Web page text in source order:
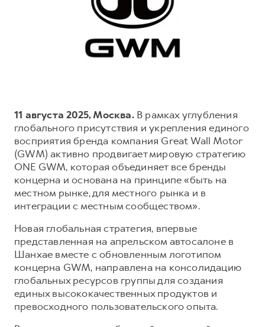
DARGO X
F7
от 2 899 000 ₽
F7X
от 3 599 000 ₽
от 3 449 000 ₽
Страхование
Кредит
КОРПОРАТИВНЫМ КЛИЕНТАМ
Для малого бизнеса
Корпоративным клиентам
Крупным корпоративным клиентам
Система управления автопарком
Сервис для корпоративных клиентов
HAVAL Лизинг
СЕРВИСНОЕ ОБСЛУЖИВАНИЕ
Программа «Помощь на дороге»
ПОДДЕРЖКА
GWM Безопасность
Гарантия HAVAL
Мобильное приложение GWM
Программа «HAVAL Защита+»
Руководства по эксплуатации
Подписки
АКСЕССУАРЫ HAVAL
Автомобильные аксессуары
11 августа 2025, Москва.В рамках углубления
глобального присутствия и укрепления единого
восприятия бренда компания Great Wall Motor
(GWM) активно продвигает мировую стратегию
ONE GWM, которая объединяет все бренды
концерна и основана на принципе «быть на
местном рынке, для местного рынка и в
интеграции с местным сообществом».
Новая глобальная стратегия, впервые
представленная на апрельском автосалоне в
Шанхае вместе с обновленным логотипом
концерна GWM, направлена на консолидацию
глобальных ресурсов группы для создания
единых высококачественных продуктов и
превосходного пользовательского опыта.